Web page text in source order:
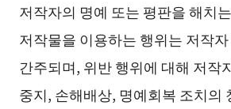
저작자의 명예 또는 평판을 해치
저작물을 이용하는 행위는 저작
간주되며, 위반 행위에 대해 저작
중지, 손해배상, 명예회복 조치의